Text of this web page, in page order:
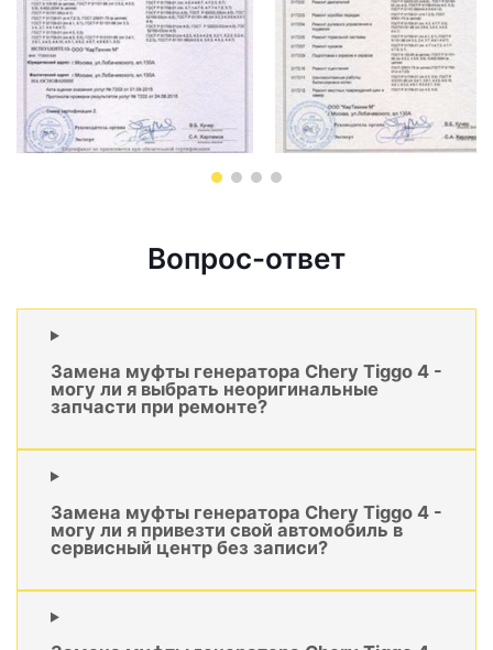
Вопрос-ответ
Замена муфты генератора Chery Tiggo 4 -
могу ли я выбрать неоригинальные
запчасти при ремонте?
Замена муфты генератора Chery Tiggo 4 -
могу ли я привезти свой автомобиль в
сервисный центр без записи?